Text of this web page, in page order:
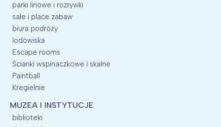
parki linowe i rozrywki
sale i place zabaw
biura podróży
lodowiska
Escape rooms
Ścianki wspinaczkowe i skalne
Paintball
Kregielnie
MUZEA I INSTYTUCJE
biblioteki